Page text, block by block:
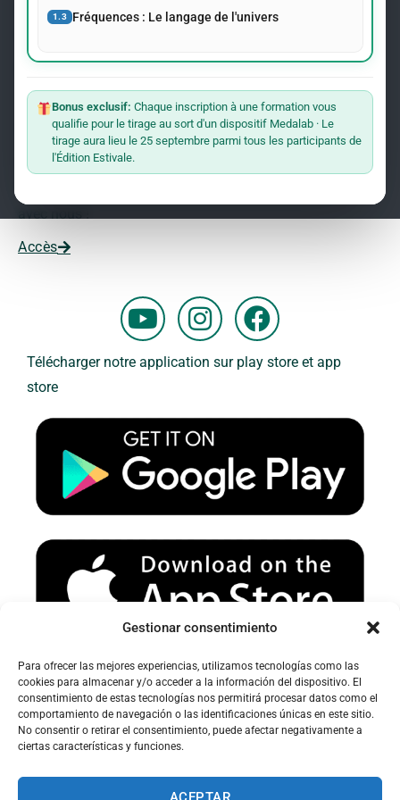
Gestionar consentimiento
Para ofrecer las mejores experiencias, utilizamos tecnologías como las
cookies para almacenar y/o acceder a la información del dispositivo. El
consentimiento de estas tecnologías nos permitirá procesar datos como el
comportamiento de navegación o las identificaciones únicas en este sitio.
No consentir o retirar el consentimiento, puede afectar negativamente a
ciertas características y funciones.
1.3 Fréquences : Le langage de l'univers
Bonus exclusif: Chaque inscription à une formation vous
qualifie pour le tirage au sort d'un dispositif Medalab · Le
tirage aura lieu le 25 septembre parmi tous les participants de
l'Édition Estivale.
événements concernant le Dr Andreas Kalcker et l’Institut
Rejoindre La Liste
Vous souhaitez travailler avec nous ?
Vous voulez faire partie de notre équipe ?
Accès
Y
o
u
u
b
e
I
n
s
a
g
r
a
m
F
a
c
b
o
k
Télécharger notre application sur play store et app
store
Avertissement sur le spam :
Veuillez vérifier votre dossier spam ou courrier indésirable pour
recevoir nos e-mails.